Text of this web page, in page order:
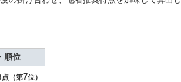
順位
点（第7位）